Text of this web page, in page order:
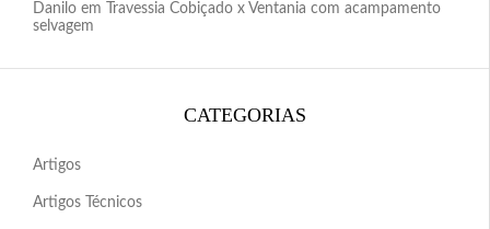
Danilo em
Travessia Cobiçado x Ventania com acampamento
selvagem
CATEGORIAS
Artigos
Artigos Técnicos